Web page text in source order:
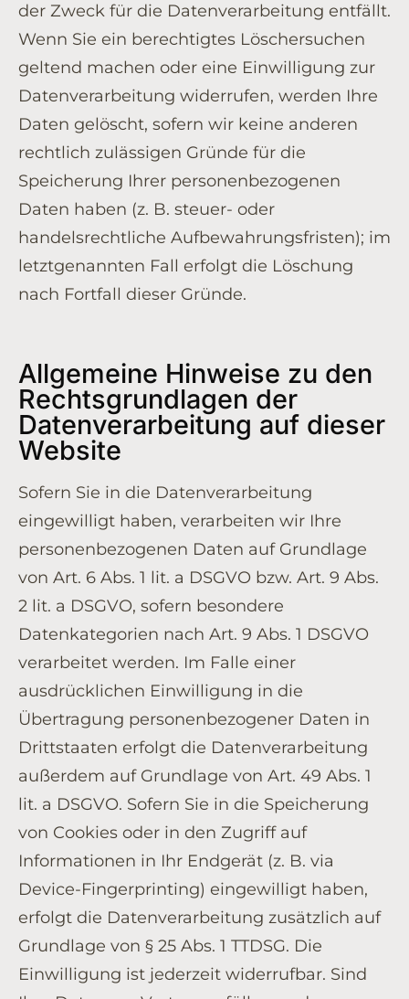
der Zweck für die Datenverarbeitung entfällt.
Wenn Sie ein berechtigtes Löschersuchen
geltend machen oder eine Einwilligung zur
Datenverarbeitung widerrufen, werden Ihre
Daten gelöscht, sofern wir keine anderen
rechtlich zulässigen Gründe für die
Speicherung Ihrer personenbezogenen
Daten haben (z. B. steuer- oder
handelsrechtliche Aufbewahrungsfristen); im
letztgenannten Fall erfolgt die Löschung
nach Fortfall dieser Gründe.
Allgemeine Hinweise zu den
Rechtsgrundlagen der
Datenverarbeitung auf dieser
Website
Sofern Sie in die Datenverarbeitung
eingewilligt haben, verarbeiten wir Ihre
personenbezogenen Daten auf Grundlage
von Art. 6 Abs. 1 lit. a DSGVO bzw. Art. 9 Abs.
2 lit. a DSGVO, sofern besondere
Datenkategorien nach Art. 9 Abs. 1 DSGVO
verarbeitet werden. Im Falle einer
ausdrücklichen Einwilligung in die
Übertragung personenbezogener Daten in
Drittstaaten erfolgt die Datenverarbeitung
außerdem auf Grundlage von Art. 49 Abs. 1
lit. a DSGVO. Sofern Sie in die Speicherung
von Cookies oder in den Zugriff auf
Informationen in Ihr Endgerät (z. B. via
Device-Fingerprinting) eingewilligt haben,
erfolgt die Datenverarbeitung zusätzlich auf
Grundlage von § 25 Abs. 1 TTDSG. Die
Einwilligung ist jederzeit widerrufbar. Sind